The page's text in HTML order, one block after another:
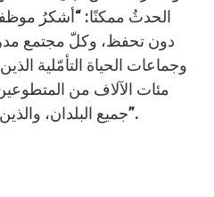
الحدثُ ممكنًا: “أشكرُ
دون تحفظ، وكلّ مجتمع
وجماعات الحياة التأمّلية
مئات الآلاف من
جميع البلدان، والذين يؤسسون وحدةً خاصّة جدًا”.